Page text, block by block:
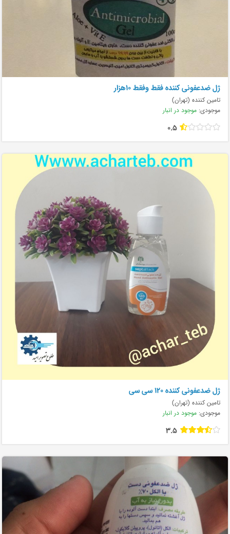
ژل ضدعفونی کننده فقط وفقط ۱۰هزار
تامین کننده (تهران)
موجودی: موجود در انبار
0.5
ژل ضدعفونی کننده ۱۲۰ سی سی
تامین کننده (تهران)
موجودی: موجود در انبار
3.5